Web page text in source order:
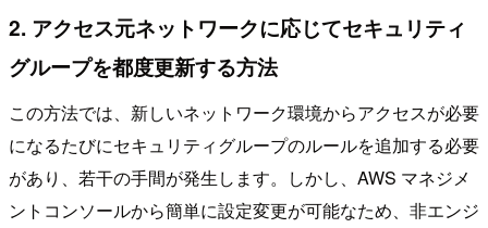
2. アクセス元ネットワークに応じてセキュリティ
グループを都度更新する方法
この方法では、新しいネットワーク環境からアクセスが必要
になるたびにセキュリティグループのルールを追加する必要
があり、若干の手間が発生します。しかし、AWS マネジメ
ントコンソールから簡単に設定変更が可能なため、非エンジ